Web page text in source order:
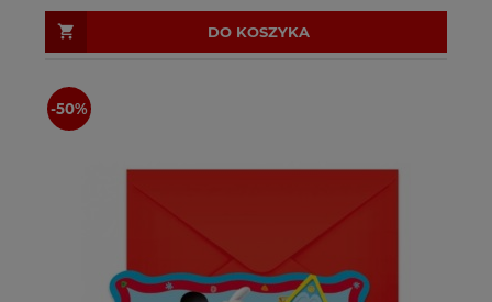
DO KOSZYKA